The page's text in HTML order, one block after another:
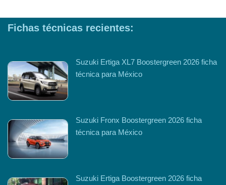
Fichas técnicas recientes:
Suzuki Ertiga XL7 Boostergreen 2026 ficha
técnica para México
Suzuki Fronx Boostergreen 2026 ficha
técnica para México
Suzuki Ertiga Boostergreen 2026 ficha